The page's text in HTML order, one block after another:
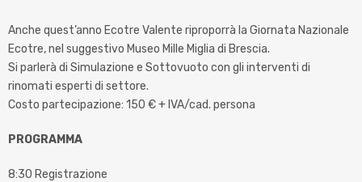
Anche quest’anno Ecotre Valente riproporrà la Giornata Nazionale
Ecotre, nel suggestivo Museo Mille Miglia di Brescia.
Si parlerà di Simulazione e Sottovuoto con gli interventi di
rinomati esperti di settore.
Costo partecipazione: 150 € + IVA/cad. persona
PROGRAMMA
8:30 Registrazione